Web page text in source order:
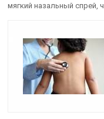
мягкий назальный спрей,